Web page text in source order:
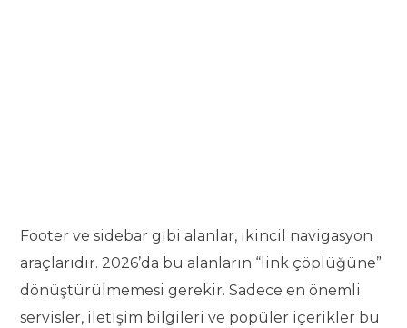
Footer ve sidebar gibi alanlar, ikincil navigasyon
araçlarıdır. 2026’da bu alanların “link çöplüğüne”
dönüştürülmemesi gerekir. Sadece en önemli
servisler, iletişim bilgileri ve popüler içerikler bu